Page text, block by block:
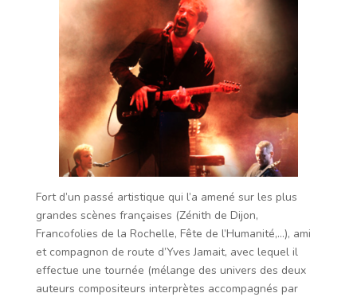
Fort d’un passé artistique qui l’a amené sur les plus
grandes scènes françaises (Zénith de Dijon,
Francofolies de la Rochelle, Fête de l’Humanité,…), ami
et compagnon de route d’Yves Jamait, avec lequel il
effectue une tournée (mélange des univers des deux
auteurs compositeurs interprètes accompagnés par